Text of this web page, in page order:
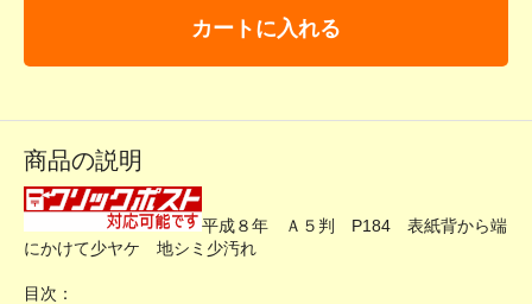
カートに入れる
商品の説明
平成８年 Ａ５判 P184 表紙背から端
にかけて少ヤケ 地シミ少汚れ
目次：